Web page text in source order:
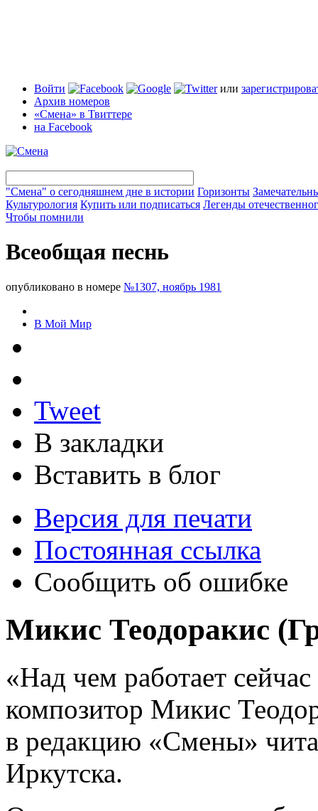
Войти или
Архив номеров
«Смена» в Твиттере
на Facebook
"Смена" о сегодняшнем дне в истории Горизонты
Культурология Купить или подписаться Легенды
Чтобы помнили
Всеобщая песнь
опубликовано в номере №1307, ноябрь 1981
В Мой Мир
Tweet
В закладки
Вставить в блог
Версия для печати
Постоянная ссылка
Сообщить об ошибке
Микис Теодоракис
«Над чем работает
композитор Микис
в редакцию «Смены»
Иркутска.